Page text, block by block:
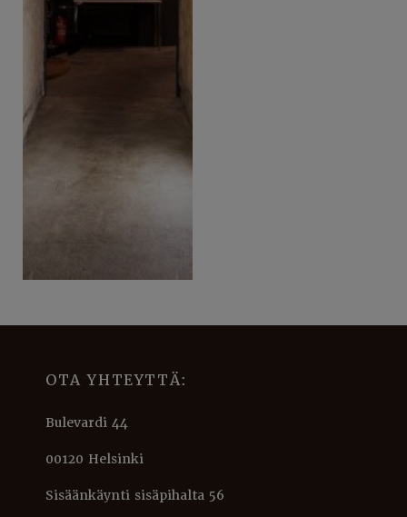
OTA YHTEYTTÄ:
Bulevardi 44
00120 Helsinki
Sisäänkäynti sisäpihalta 56